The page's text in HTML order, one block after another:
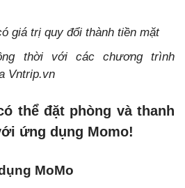
giá trị quy đổi thành tiền mặt
thời với các chương trình
Vntrip.vn
thể đặt phòng và thanh
ứng dụng Momo!
MoMo